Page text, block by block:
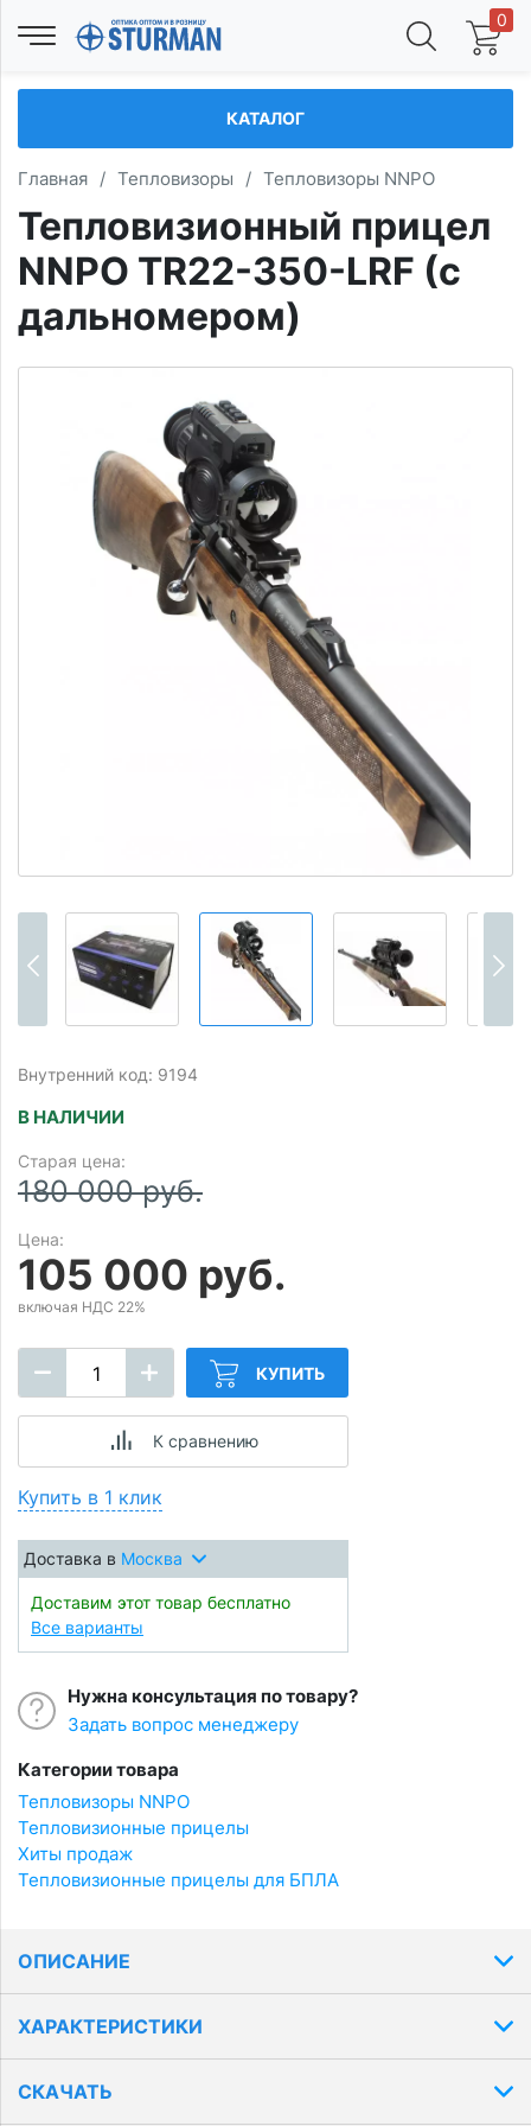
0
КАТАЛОГ
Главная / Тепловизоры / Тепловизоры NNPO
Тепловизионный прицел
NNPO TR22-350-LRF (с
дальномером)
Внутренний код: 9194
В НАЛИЧИИ
Старая цена:
180 000 руб.
Цена:
105 000 руб.
включая НДС 22%
КУПИТЬ
К сравнению
Купить в 1 клик
Доставка в Москва
Доставим этот товар бесплатно
Все варианты
Нужна консультация по товару?
Задать вопрос менеджеру
Категории товара
Тепловизоры NNPO
Тепловизионные прицелы
Хиты продаж
Тепловизионные прицелы для БПЛА
ОПИСАНИЕ
ХАРАКТЕРИСТИКИ
СКАЧАТЬ